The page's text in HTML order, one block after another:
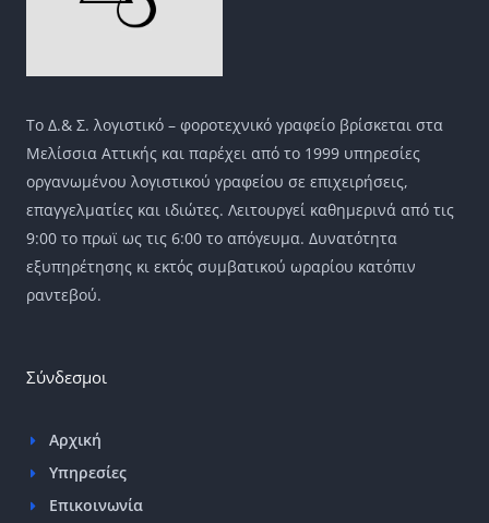
Το Δ.& Σ. λογιστικό – φοροτεχνικό γραφείο βρίσκεται στα
Μελίσσια Αττικής και παρέχει από το 1999 υπηρεσίες
οργανωμένου λογιστικού γραφείου σε επιχειρήσεις,
επαγγελματίες και ιδιώτες. Λειτουργεί καθημερινά από τις
9:00 το πρωϊ ως τις 6:00 το απόγευμα. Δυνατότητα
εξυπηρέτησης κι εκτός συμβατικού ωραρίου κατόπιν
ραντεβού.
Σύνδεσμοι
Αρχική
Υπηρεσίες
Επικοινωνία